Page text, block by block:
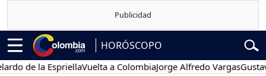
HORÓSCOPO
la EspriellaVuelta a ColombiaJorge Alfredo VargasGustavo